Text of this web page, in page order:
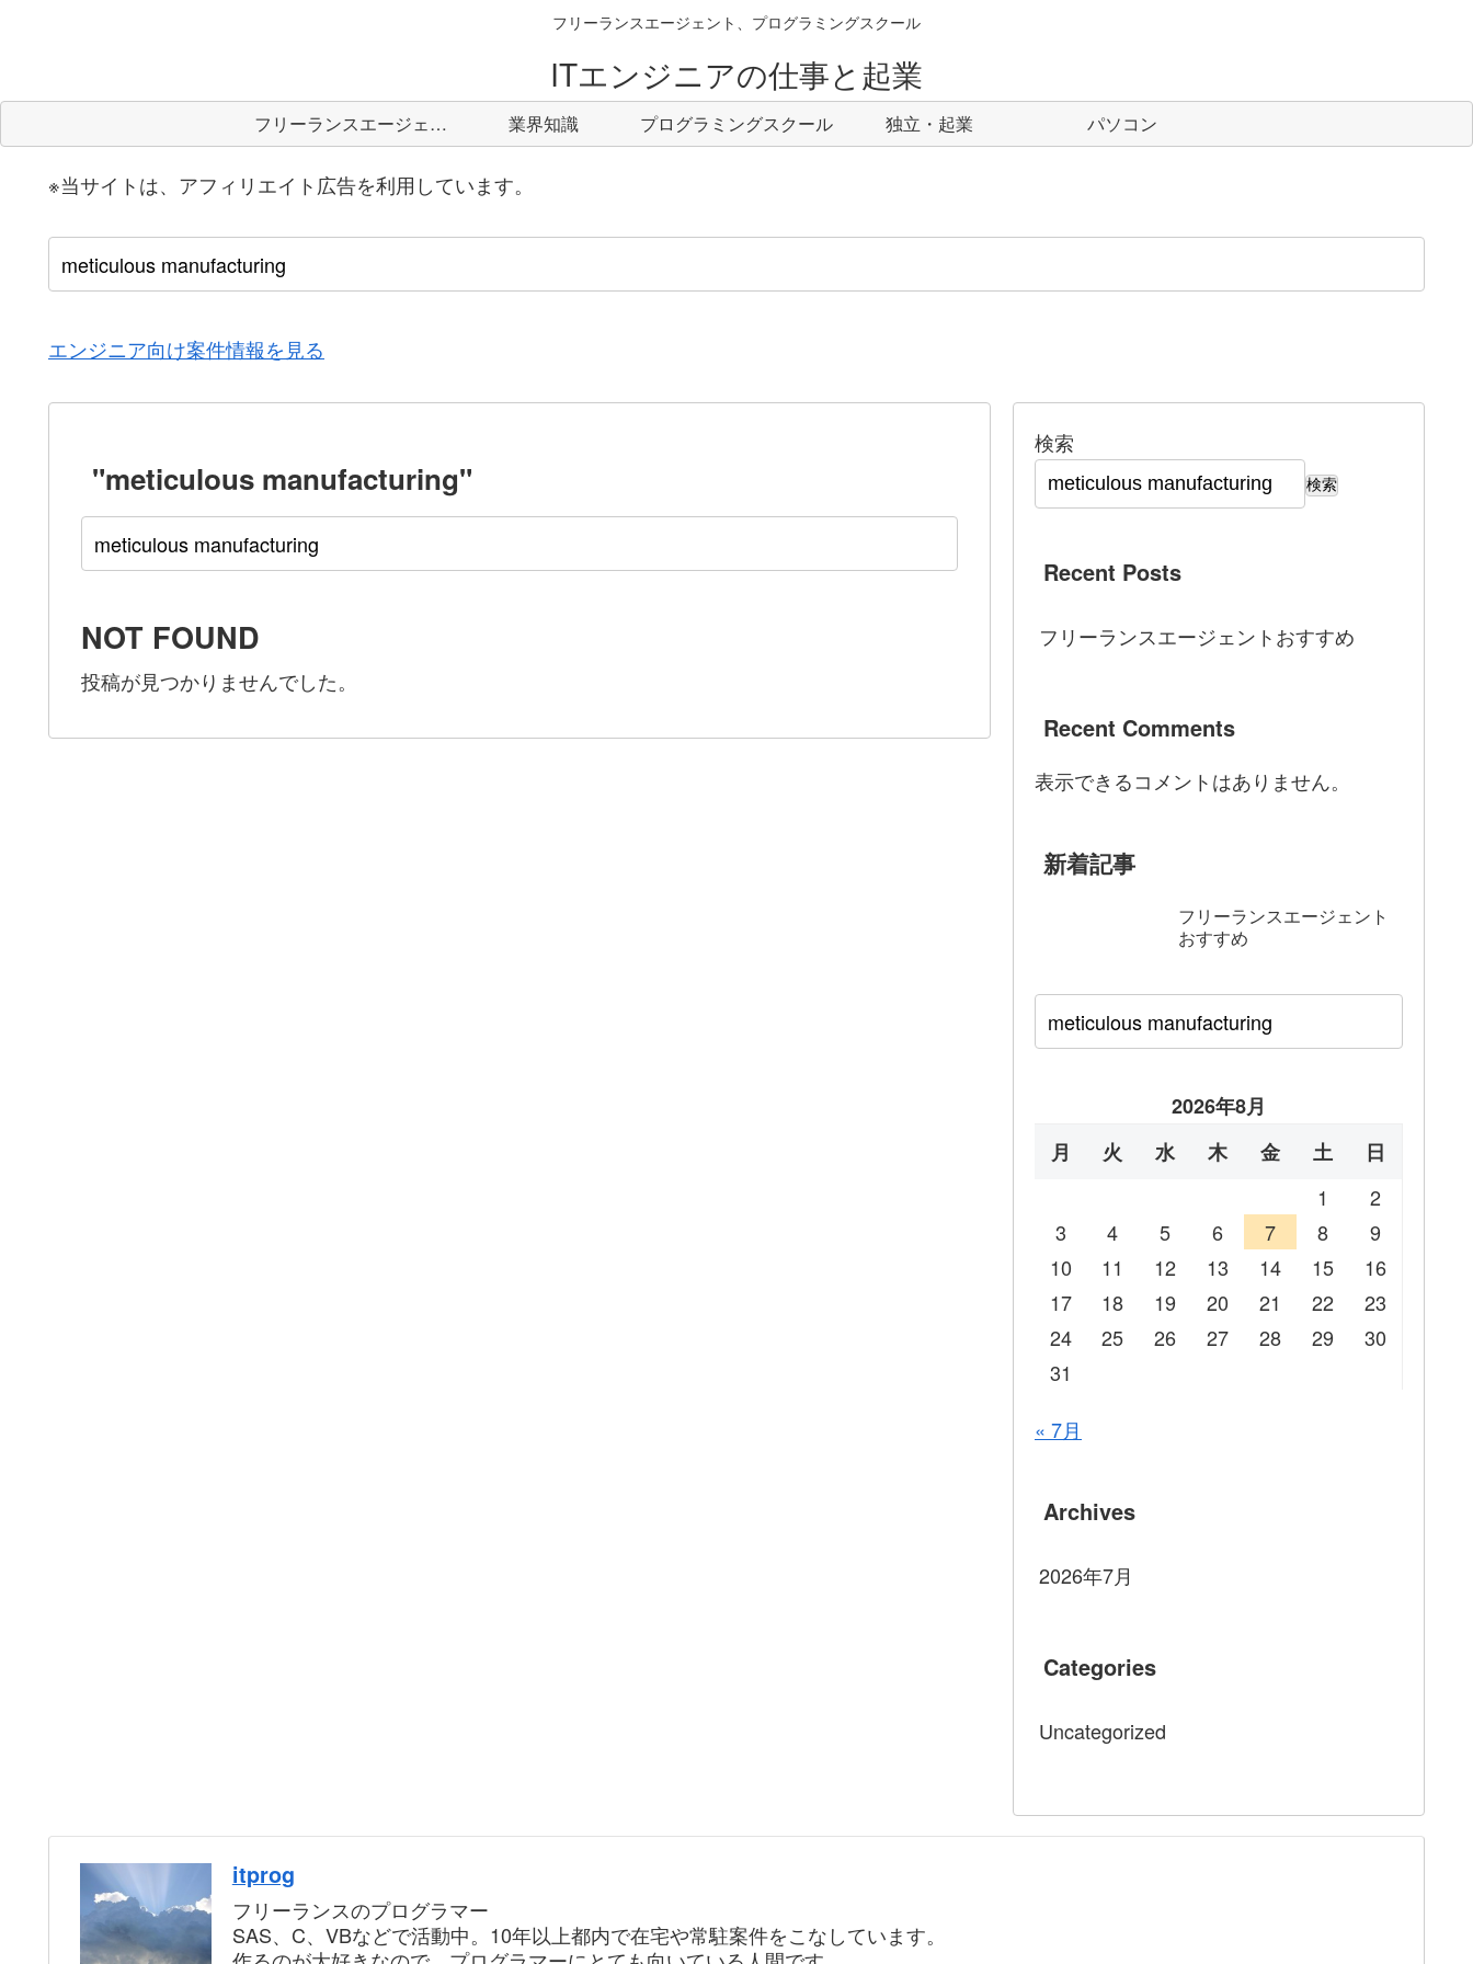
フリーランスエージェント、プログラミングスクール
ITエンジニアの仕事と起業
フリーランスエージェント 業界知識 プログラミングスクール 独立・起業 パソコン
※当サイトは、アフィリエイト広告を利用しています。
エンジニア向け案件情報を見る
"meticulous manufacturing"
NOT FOUND
投稿が見つかりませんでした。
検索
検索
Recent Posts
フリーランスエージェントおすすめ
Recent Comments
表示できるコメントはありません。
新着記事
フリーランスエージェント
おすすめ
2026年8月
月
火 水 木 金 土
日
1
2
3
4 5 6 7 8
9
10
11 12 13 14 15
16
17
18 19 20 21 22
23
24
25 26 27 28 29
30
31
« 7月
Archives
2026年7月
Categories
Uncategorized
itprog
フリーランスのプログラマー
SAS、C、VBなどで活動中。10年以上都内で在宅や常駐案件をこなしています。